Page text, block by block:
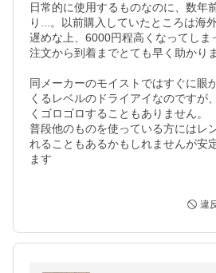
日常的に使用するものなのに、数年
り...。以前購入していたところは海
遅めな上、6000円程高くなってしま
注文から到着までとても早く助かりま
同メーカーのモイストではすぐに眼
くるレベルのドライアイなのですが
くゴロゴロすることもありません。
普段他のものを使っている方にはレ
れることもあるかもしれませんが安
ます
違